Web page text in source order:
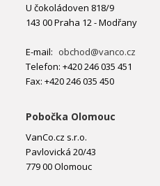
U čokoládoven 818/9
143 00 Praha 12 - Modřany
E-mail: obchod@vanco.cz
Telefon: +420 246 035 451
Fax: +420 246 035 450
Pobočka Olomouc
VanCo.cz s.r.o.
Pavlovická 20/43
779 00 Olomouc